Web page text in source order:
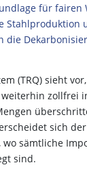
für fairen
Stahlproduktion
die
(TRQ) sieht
zollfrei
sich der
wo sämtliche
sind.